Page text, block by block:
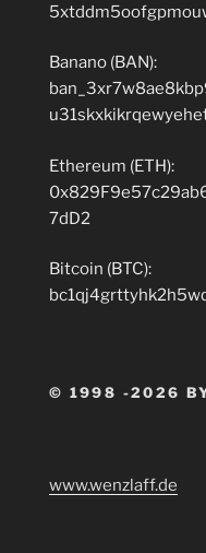
Banano (BAN):
Ethereum (ETH):
7dD2
Bitcoin (BTC):
© 1998 -2026
www.wenzlaff.de